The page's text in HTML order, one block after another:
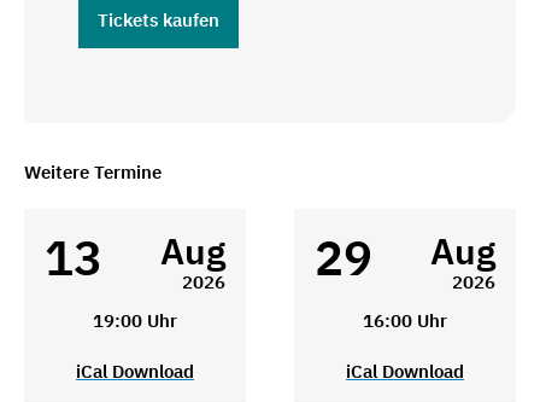
Tickets kaufen
Weitere Termine
13 Aug
2026
19:00 Uhr
iCal Download
29 Aug
2026
16:00 Uhr
iCal Download